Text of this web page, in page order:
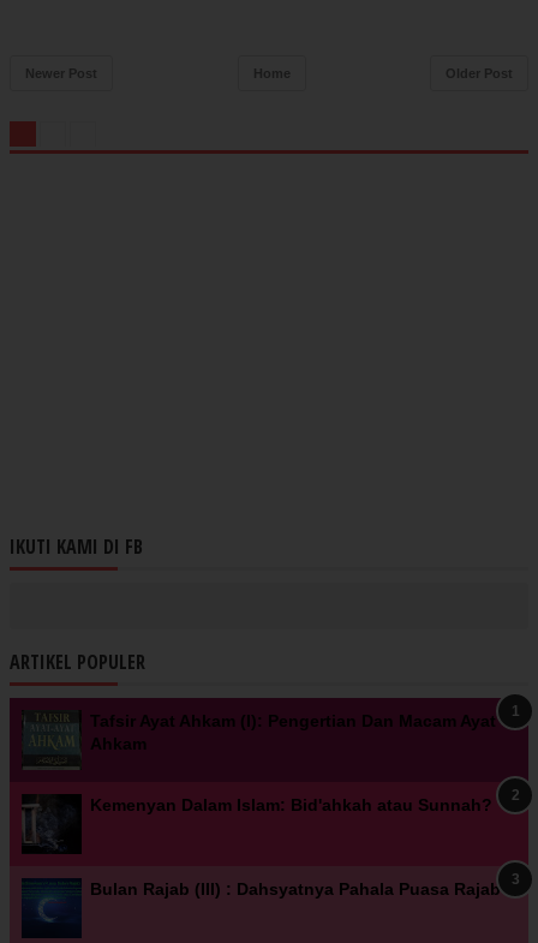
Newer Post Older Post
Home
IKUTI KAMI DI FB
ARTIKEL POPULER
Tafsir Ayat Ahkam (I): Pengertian Dan Macam Ayat
Ahkam
Kemenyan Dalam Islam: Bid'ahkah atau Sunnah?
Bulan Rajab (III) : Dahsyatnya Pahala Puasa Rajab